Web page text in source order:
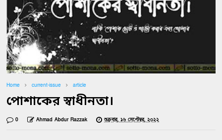
Home current-issue article
পোশাকের স্বাধীনতা।
0 Ahmad Abdur Razzak শুক্রবার, ১৬ সেপ্টেম্বর, ২০২২